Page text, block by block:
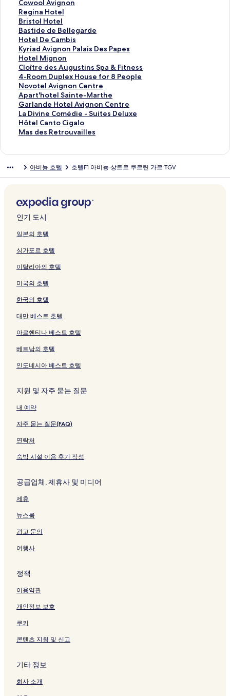
n
C
e
n
t
r
e
G
a
r
e
페
이
지
를
크
페
이
지
를
여
는
링
크
l
o
i
t
r
e
S
t
L
o
u
i
s
페
이
는
링
D
E
D
'
E
N
T
R
A
I
G
U
E
S
페
여
는
e
P
o
n
t
d
'
A
v
i
g
n
o
n
C
e
지
를
여
는
크
r
e
A
v
i
g
n
o
n
C
e
n
t
r
e
i
e
s
P
a
e
페
이
지
를
는
크
W
e
s
t
e
r
n
P
l
u
s
L
e
L
a
n
지
를
여
는
크
g
n
o
n
G
r
a
n
d
H
o
t
e
l
페
여
는
t
e
l
D
a
n
i
e
l
i
A
v
i
g
n
이
지
는
링
크
e
r
c
u
r
e
A
v
i
g
n
o
n
T
G
e
t
S
p
a
이
를
여
는
링
Cowool Avignon
C
o
w
o
o
l
A
v
i
g
n
o
n
페
이
는
링
Regina Hotel
R
e
g
i
n
a
H
o
t
e
l
페
이
지
링
크
Bristol Hotel
B
r
i
s
t
o
l
H
o
t
e
l
페
여
는
Bastide de Bellegarde
B
a
s
t
i
d
e
d
e
B
e
l
r
페
이
지
를
는
크
Hotel De Cambis
H
o
t
e
l
D
e
C
a
m
b
이
지
는
링
크
Kyriad Avignon Palais Des Papes
K
y
r
i
a
d
A
v
i
g
a
i
s
D
e
P
p
e
s
페
지
여
링
크
Hotel Mignon
H
o
t
e
l
M
i
g
n
이
지
는
링
크
Cloître des Augustins Spa & Fitness
C
l
o
î
t
r
e
d
g
t
i
n
s
p
&
F
i
t
e
s
이
지
를
는
크
4-Room Duplex House for 8 People
4
-
R
o
o
m
D
x
u
s
e
f
r
P
e
o
p
e
이
를
여
는
크
Novotel Avignon Centre
N
o
v
o
t
e
g
n
C
e
n
r
페
이
지
를
는
크
Apart'hotel Sainte-Marthe
A
p
a
r
t
e
a
i
n
t
-
a
r
t
h
페
지
여
는
링
Garlande Hotel Avignon Centre
G
a
r
l
H
e
l
A
v
g
o
n
C
e
t
e
이
지
를
는
크
La Divine Comédie - Suites Deluxe
L
a
D
e
m
é
d
i
-
u
i
t
e
D
l
x
e
페
지
여
링
크
Hôtel Canto Cigalo
H
ô
a
o
C
i
g
l
페
이
지
를
는
크
Mas des Retrouvailles
M
s
t
r
o
u
a
l
l
e
s
이
를
는
링
크
아비뇽 호텔 호텔F1 아비뇽 상트르 쿠르틴 가르 TGV
인기 도시
일본의 호텔
싱가포르 호텔
이탈리아의 호텔
미국의 호텔
한국의 호텔
대만 베스트 호텔
아르헨티나 베스트 호텔
베트남의 호텔
인도네시아 베스트 호텔
지원 및 자주 묻는 질문
내 예약
자주 묻는 질문(FAQ)
연락처
숙박 시설 이용 후기 작성
공급업체, 제휴사 및 미디어
제휴
뉴스룸
광고 문의
여행사
정책
이용약관
개인정보 보호
쿠키
콘텐츠 지침 및 신고
기타 정보
회사 소개